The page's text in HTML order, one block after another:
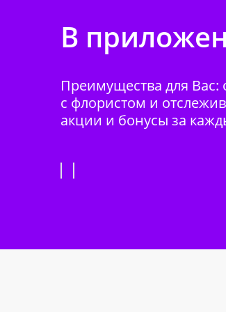
В
Преимущества для Вас:
с флористом и
акции и бонусы за